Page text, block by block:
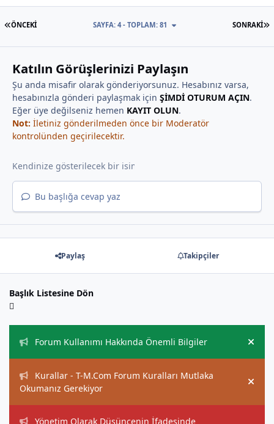
İLK SAYFA
ÖNCEKI SONRAKI
SAYFA: 4 - TOPLAM: 81
Katılın Görüşlerinizi Paylaşın
Şu anda misafir olarak gönderiyorsunuz. Hesabınız varsa,
hesabınızla gönderi paylaşmak için ŞİMDİ OTURUM AÇIN.
Eğer üye değilseniz hemen KAYIT OLUN.
Not: İletiniz gönderilmeden önce bir Moderatör
kontrolünden geçirilecektir.
Bu başlığa cevap yaz
Paylaş Takipçiler
Başlık Listesine Dön
Forum Kullanımı Hakkında Önemli Bilgiler
Hide
Kurallar - T-M.Com Forum Kuralları Mutlaka
Okumanız Gerekiyor
Hide
Yönetim Olarak Düşüncenin İfadesinde